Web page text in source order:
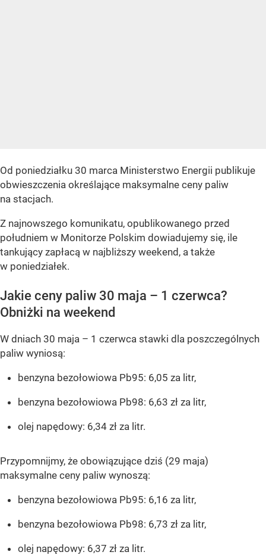
Od poniedziałku 30 marca Ministerstwo Energii publikuje
obwieszczenia określające maksymalne ceny paliw
na stacjach.
Z najnowszego komunikatu, opublikowanego przed
południem w Monitorze Polskim dowiadujemy się, ile
tankujący zapłacą w najbliższy weekend, a także
w poniedziałek.
Jakie ceny paliw 30 maja – 1 czerwca?
Obniżki na weekend
W dniach 30 maja – 1 czerwca stawki dla poszczególnych
paliw wyniosą:
benzyna bezołowiowa Pb95: 6,05 za litr,
benzyna bezołowiowa Pb98: 6,63 zł za litr,
olej napędowy: 6,34 zł za litr.
Przypomnijmy, że obowiązujące dziś (29 maja)
maksymalne ceny paliw wynoszą:
benzyna bezołowiowa Pb95: 6,16 za litr,
benzyna bezołowiowa Pb98: 6,73 zł za litr,
olej napędowy: 6,37 zł za litr.